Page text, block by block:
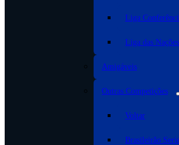
Liga
Liga das
Amigáveis
Outras Competições
Voltar
Brasileirão